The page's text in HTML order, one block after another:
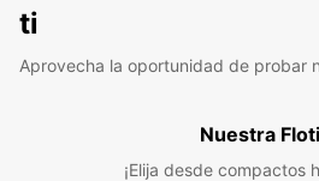
ti
Aprovecha la oportunidad de probar
Nuestra
¡Elija desde compactos